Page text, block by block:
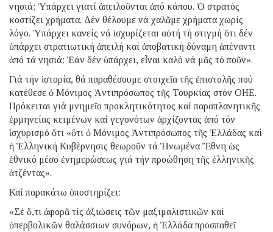
νησιά; Ὑπάρχει γιατί ἀπειλοῦνται ἀπό κάπου. Ὁ στρατός
κοστίζει χρήματα. Δέν θέλουμε νά χαλᾶμε χρήματα χωρίς
λόγο. Ὑπάρχει κανείς νά ἰσχυρίζεται αὐτή τή στιγμή ὅτι δέν
ὑπάρχει στρατιωτική ἀπειλή καί ἀποβατική δύναμη ἀπέναντι
ἀπό τά νησιά; Ἐάν δέν ὑπάρχει, εἶναι καλό νά μᾶς τό ποῦν».
Γιά τήν ἱστορία, θά παραθέσουμε στοιχεῖα τῆς ἐπιστολῆς πού
κατέθεσε ὁ Μόνιμος Ἀντιπρόσωπος τῆς Τουρκίας στόν ΟΗΕ.
Πρόκειται γιά μνημεῖο προκλητικότητος καί παραπλανητικῆς
ἑρμηνείας κειμένων καί γεγονότων ἀρχίζοντας ἀπό τόν
ἰσχυρισμό ὅτι «ὅτι ὁ Μόνιμος Ἀντιπρόσωπος τῆς Ἑλλάδας καί
ἡ Ἑλληνική Κυβέρνησις θεωροῦν τά Ἡνωμένα Ἔθνη ὡς
ἐθνικό μέσο ἐνημερώσεως γιά τήν προώθηση τῆς ἑλληνικῆς
ἀτζέντας».
Καί παρακάτω ὑποστηρίζει:
«Σέ ὅ,τι ἀφορᾶ τίς ἀξιώσεις τῶν μαξιμαλιστικῶν καί
ὑπερβολικῶν θαλάσσιων συνόρων, ἡ Ἑλλάδα προσπαθεῖ